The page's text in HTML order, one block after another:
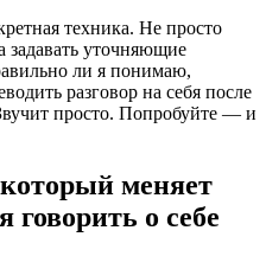
техника. Не просто
задавать уточняющие
ли я понимаю,
разговор на себя после
просто. Попробуйте — и
меняет
говорить о себе